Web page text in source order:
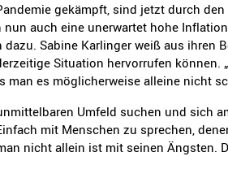
gekämpft, sind jetzt durch
nun auch eine unerwartet hohe
Sabine Karlinger weiß aus ihren
Situation hervorrufen können.
man es möglicherweise alleine nicht
Umfeld suchen und sich
mit Menschen zu sprechen,
nicht allein ist mit seinen Ängsten.